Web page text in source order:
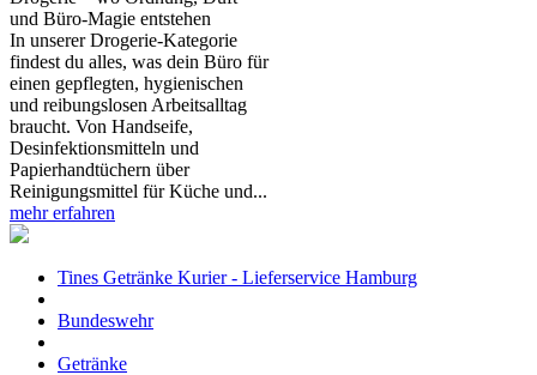
und Büro‑Magie entstehen
In unserer Drogerie‑Kategorie
findest du alles, was dein Büro für
einen gepflegten, hygienischen
und reibungslosen Arbeitsalltag
braucht. Von Handseife,
Desinfektionsmitteln und
Papierhandtüchern über
Reinigungsmittel für Küche und...
mehr erfahren
Tines Getränke Kurier - Lieferservice Hamburg
Bundeswehr
Getränke